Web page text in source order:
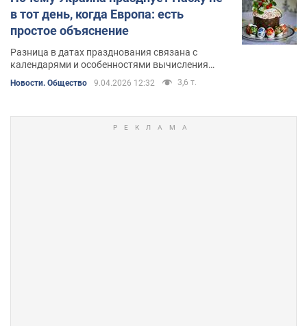
в тот день, когда Европа: есть
простое объяснение
Разница в датах празднования связана с
календарями и особенностями вычисления
Новости. Общество 9.04.2026 12:32 3,6 т.